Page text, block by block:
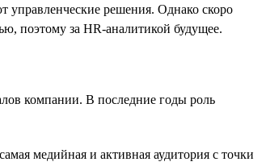
управленческие решения. Однако скоро
поэтому за HR-аналитикой будущее.
компании. В последние годы роль
медийная и активная аудитория с точки